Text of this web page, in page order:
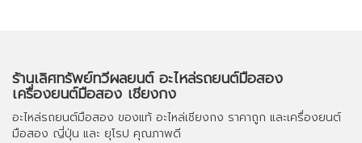
ร้านเลิศทรัพย์ทวีผลยนต์ อะไหล่รถยนต์มือสอง
เครื่องยนต์มือสอง เชียงกง
อะไหล่รถยนต์มือสอง ของแท้ อะไหล่เชียงกง ราคาถูก และเครื่องยนต์
มือสอง ญี่ปุ่น และ ยุโรป คุณภาพดี